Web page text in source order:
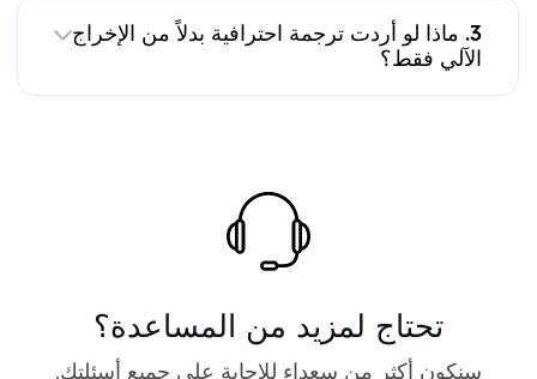
3. ماذا لو أردت ترجمة احترافية بدلاً من الإخراج
الآلي فقط؟
تحتاج لمزيد من المساعدة؟
سنكون أكثر من سعداء للإجابة على جميع أسئلتك.